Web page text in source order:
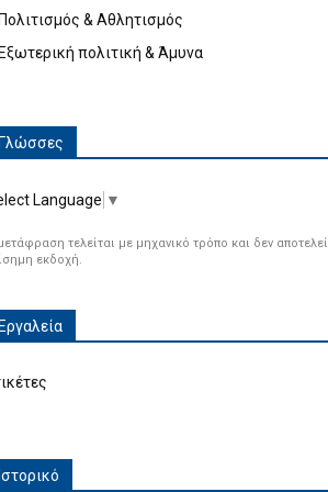
Πολιτισμός & Αθλητισμός
Εξωτερική πολιτική & Άμυνα
Γλώσσες
Language ▼
τελείται με μηχανικό τρόπο και δεν αποτελεί
εκδοχή.
Εργαλεία
Ιστορικό